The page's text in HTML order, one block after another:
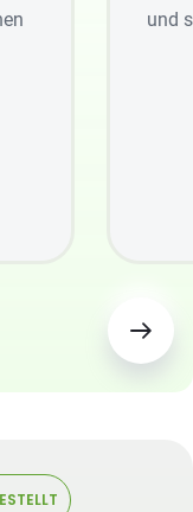
und